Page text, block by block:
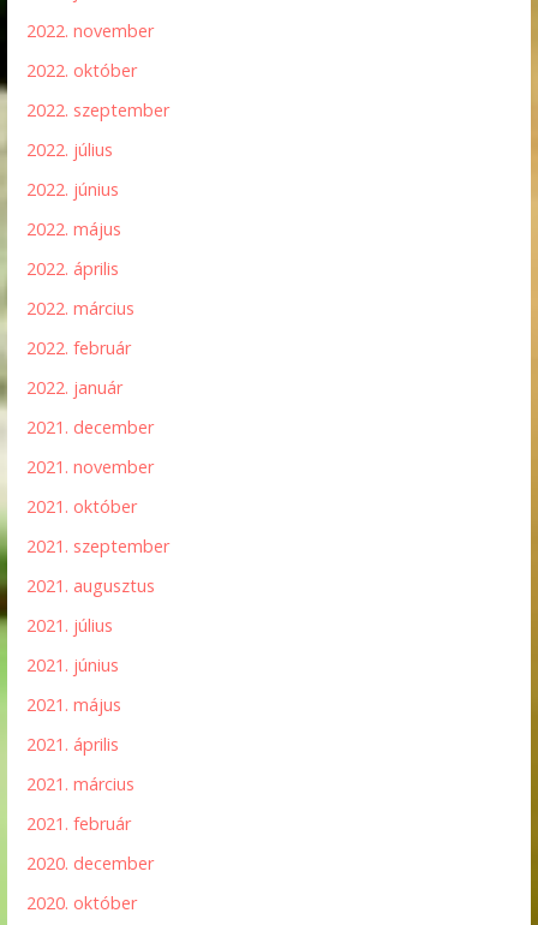
2022. november
2022. október
2022. szeptember
2022. július
2022. június
2022. május
2022. április
2022. március
2022. február
2022. január
2021. december
2021. november
2021. október
2021. szeptember
2021. augusztus
2021. július
2021. június
2021. május
2021. április
2021. március
2021. február
2020. december
2020. október